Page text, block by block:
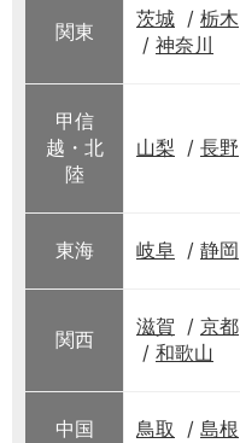
関東
茨城 栃木
神奈川
甲信
越・北
陸
山梨 長野
東海 岐阜 静岡
関西
滋賀 京都
和歌山
中国 鳥取 島根